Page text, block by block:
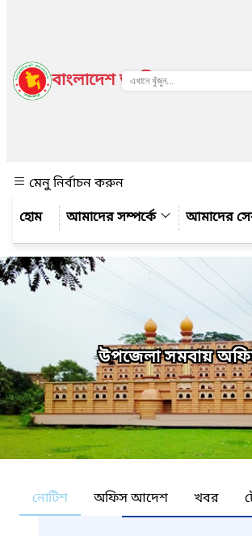
বাংলাদেশ জাতীয় তথ্য বাতায়ন
মেনু নির্বাচন করুন
আমাদের সম্পর্কে
আমাদের
উপজেলা সমবায়
নোটিশ অফিস আদেশ খবর